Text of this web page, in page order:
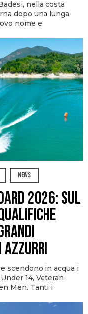
nella costa
dopo una lunga
nome e
NEWS
2026: sul
azzurri
scendono in acqua i
14, Veteran
Men. Tanti i